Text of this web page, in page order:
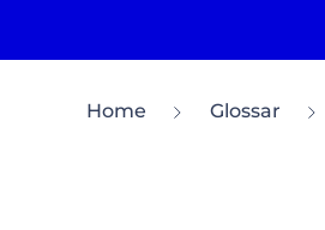
Home Glossar